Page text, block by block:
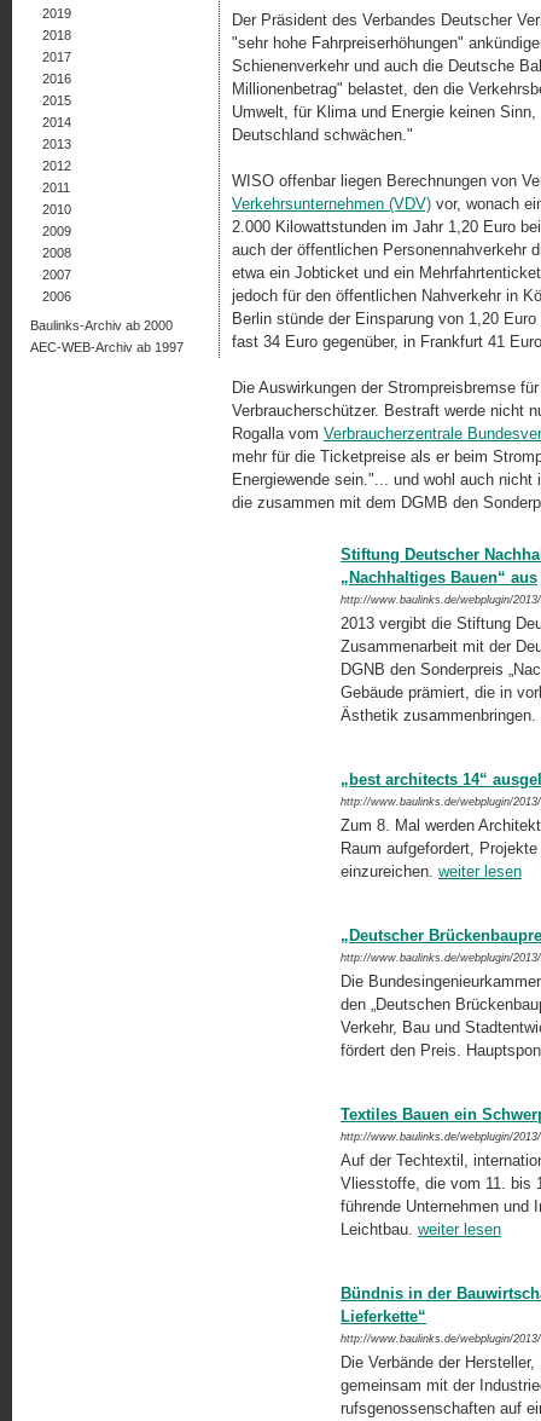
Der Präsident des Verbandes Deutscher
"sehr hohe Fahrpreiserhöhungen"
Schienenverkehr und auch die Deutsche
Millionenbetrag" belastet, den die
Umwelt, für Klima und Energie keinen
Deutschland schwächen."
WISO offenbar liegen Berechnungen von
Verkehrsunternehmen (VDV) vor, wonach
2.000 Kilowattstunden im Jahr 1,20 Euro
auch der öffentlichen Personennahverkehr
etwa ein Jobticket und ein
jedoch für den öffentlichen Nahverkehr in
Berlin stünde der Einsparung von 1,20
fast 34 Euro gegenüber, in Frankfurt 41
Die Auswirkungen der Strompreisbremse
Verbraucherschützer. Bestraft werde nicht
Rogalla vom Verbraucherzentrale
mehr für die Ticketpreise als er beim
Energiewende sein."... und wohl auch
die zusammen mit dem DGMB den
Stiftung Deutscher
„Nachhaltiges Bauen“ aus
http://www.baulinks.de/webplugin/
2013 vergibt die Stiftung
Zusammenarbeit mit der
DGNB den Sonderpreis
Gebäude prämiert, die in
Ästhetik zusammenbringen.
„best architects 14“
http://www.baulinks.de/webplugin/
Zum 8. Mal werden
Raum aufgefordert,
einzureichen. weiter lesen
„Deutscher
http://www.baulinks.de/webplugin/
Die
den „Deutschen
Verkehr, Bau und
fördert den Preis.
Textiles Bauen ein
http://www.baulinks.de/webplugin/
Auf der Techtextil,
Vliesstoffe, die vom 11. bis
führende Unternehmen und
Leichtbau. weiter lesen
Bündnis in der
Lieferkette“
http://www.baulinks.de/webplugin/
Die Verbände der
gemeinsam mit der
rufsgenossenschaften auf
2019
2018
2017
2016
2015
2014
2013
2012
2011
2010
2009
2008
2007
2006
Baulinks-Archiv ab 2000
AEC-WEB-Archiv ab 1997